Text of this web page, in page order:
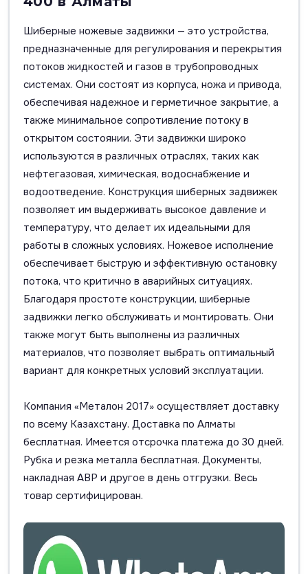
Шиберные ножевые задвижки — это устройства,
предназначенные для регулирования и перекрытия
потоков жидкостей и газов в трубопроводных
системах. Они состоят из корпуса, ножа и привода,
обеспечивая надежное и герметичное закрытие, а
также минимальное сопротивление потоку в
открытом состоянии. Эти задвижки широко
используются в различных отраслях, таких как
нефтегазовая, химическая, водоснабжение и
водоотведение. Конструкция шиберных задвижек
позволяет им выдерживать высокое давление и
температуру, что делает их идеальными для
работы в сложных условиях. Ножевое исполнение
обеспечивает быструю и эффективную остановку
потока, что критично в аварийных ситуациях.
Благодаря простоте конструкции, шиберные
задвижки легко обслуживать и монтировать. Они
также могут быть выполнены из различных
материалов, что позволяет выбрать оптимальный
вариант для конкретных условий эксплуатации.
Компания «Металон 2017» осуществляет доставку
по всему Казахстану. Доставка по Алматы
бесплатная. Имеется отсрочка платежа до 30 дней.
Рубка и резка металла бесплатная. Документы,
накладная АВР и другое в день отгрузки. Весь
товар сертифицирован.